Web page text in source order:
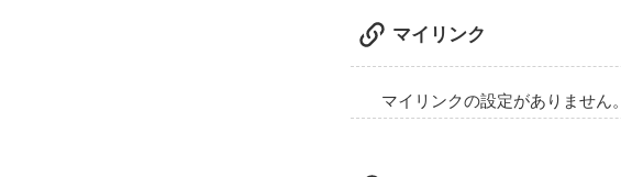
マイリンク
マイリンクの設定がありません。